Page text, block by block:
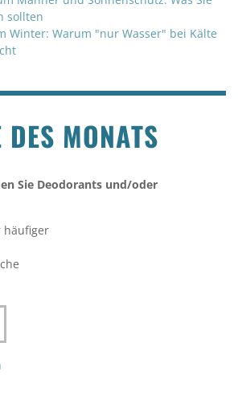
sollten
Winter: Warum "nur Wasser" bei Kälte
MONATS
Sie Deodorants und/oder
häufiger